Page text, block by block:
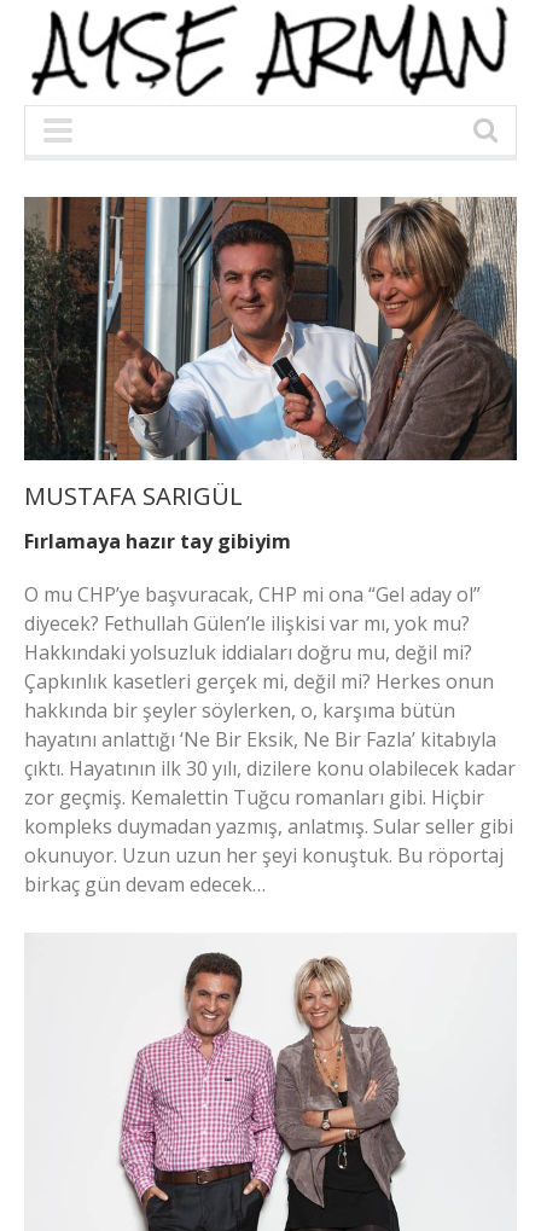
MUSTAFA SARIGÜL
Fırlamaya hazır tay gibiyim
O mu CHP’ye başvuracak, CHP mi ona “Gel aday ol”
diyecek? Fethullah Gülen’le ilişkisi var mı, yok mu?
Hakkındaki yolsuzluk iddiaları doğru mu, değil mi?
Çapkınlık kasetleri gerçek mi, değil mi? Herkes onun
hakkında bir şeyler söylerken, o, karşıma bütün
hayatını anlattığı ‘Ne Bir Eksik, Ne Bir Fazla’ kitabıyla
çıktı. Hayatının ilk 30 yılı, dizilere konu olabilecek kadar
zor geçmiş. Kemalettin Tuğcu romanları gibi. Hiçbir
kompleks duymadan yazmış, anlatmış. Sular seller gibi
okunuyor. Uzun uzun her şeyi konuştuk. Bu röportaj
birkaç gün devam edecek…